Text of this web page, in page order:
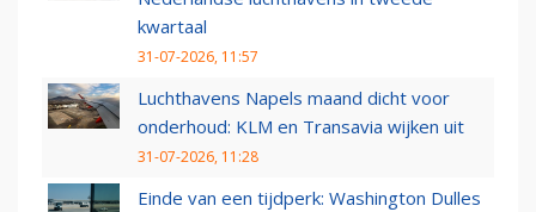
kwartaal
31-07-2026, 11:57
Luchthavens Napels maand dicht voor
onderhoud: KLM en Transavia wijken uit
31-07-2026, 11:28
Einde van een tijdperk: Washington Dulles